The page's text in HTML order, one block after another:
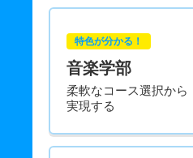
特色が分かる！
音楽学部
柔軟なコース選択から
実現する